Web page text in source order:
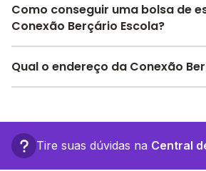
A Conexão Berçário Escola é bem
alunos e funcionários da escola,
A escola recebeu avaliação de4.8
da comunidade,2.5emestrutura
motivação dos estudantes.
Confira aqui
as avaliações feitas
funcionários da escola.
Como conseguir uma bolsa de
Conexão Berçário Escola?
Pesquise bolsas disponíveis no
Qual o endereço da Conexão
Souza, 15 - João Pessoa - PB.
Tire suas dúvidas na Central